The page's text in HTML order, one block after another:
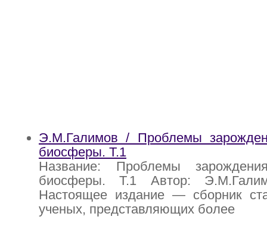
Э.М.Галимов / Проблемы
биосферы. Т.1
Название: Проблемы
биосферы. Т.1 Автор:
Настоящее издание — сборник
ученых, представляющих более